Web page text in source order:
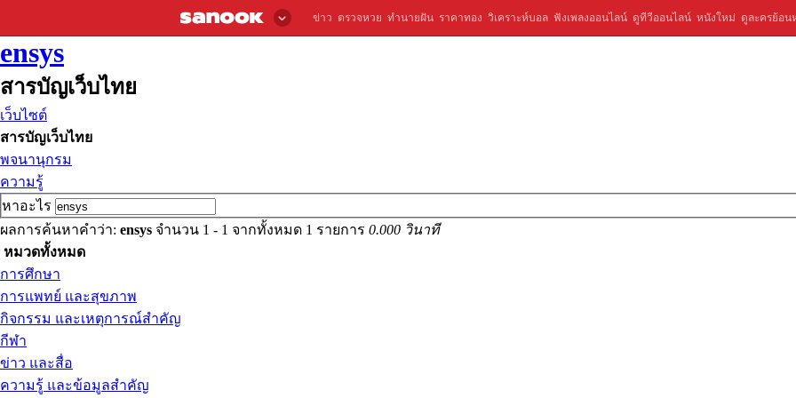
ข่าว ตรวจหวย ทำนายฝัน ราคาทอง วิเคราะห์บอล ฟังเพลงออนไลน์ ดูทีวีออนไลน์ หนังใหม่ ดูละครย้อน
ensys
สารบัญเว็บไทย
เว็บไซต์
สารบัญเว็บไทย
พจนานุกรม
ความรู้
หาอะไร
ผลการค้นหาคำว่า: ensys จำนวน 1 - 1 จากทั้งหมด 1 รายการ 0.000 วินาที
หมวดทั้งหมด
การศึกษา
การแพทย์ และสุขภาพ
กิจกรรม และเหตุการณ์สำคัญ
กีฬา
ข่าว และสื่อ
ความรู้ และข้อมูลสำคัญ